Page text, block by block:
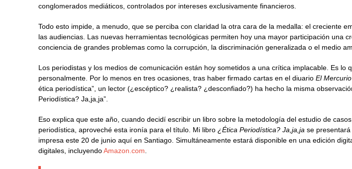
conglomerados mediáticos, controlados por intereses exclusivamente financieros.
Todo esto impide, a menudo, que se perciba con claridad la otra cara de la medalla: el creciente
las audiencias. Las nuevas herramientas tecnológicas permiten hoy una mayor participación una
conciencia de grandes problemas como la corrupción, la discriminación generalizada o el medio
Los periodistas y los medios de comunicación están hoy sometidos a una crítica implacable. Es lo
personalmente. Por lo menos en tres ocasiones, tras haber firmado cartas en el diuarioEl
ética periodística”, un lector (¿escéptico? ¿realista? ¿desconfiado?) ha hecho la misma
Periodística? Ja,ja,ja”.
Eso explica que este año, cuando decidí escribir un libro sobre la metodología del estudio de
periodística, aproveché esta ironía para el título. Mi libro¿Ética Periodística? Ja,ja,ja se
impresa este 20 de junio aquí en Santiago. Simultáneamente estará disponible en una edición
digitales, incluyendoAmazon.com